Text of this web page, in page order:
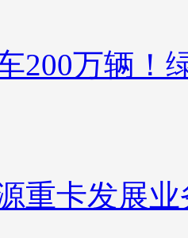
200万辆！
重卡发展